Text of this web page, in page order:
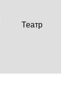
Театр